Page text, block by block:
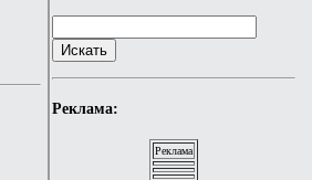
Реклама:
Реклама